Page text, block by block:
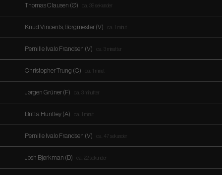
Thomas Clausen (Ø) ca. 39 sekunder
Knud Vincents, Borgmester (V) ca. 1 minut
Pernille Ivalo Frandsen (V) ca. 3 minutter
Christopher Trung (C) ca. 1 minut
Jørgen Grüner (F) ca. 3 minutter
Britta Huntley (A) ca. 1 minut
Pernille Ivalo Frandsen (V) ca. 47 sekunder
Josh Bjørkman (D) ca. 22 sekunder